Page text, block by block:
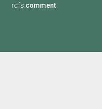
rdfs:comment